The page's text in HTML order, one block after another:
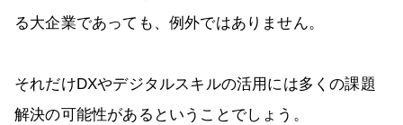
る大企業であっても、例外ではありません。
それだけDXやデジタルスキルの活用には多くの課題
解決の可能性があるということでしょう。